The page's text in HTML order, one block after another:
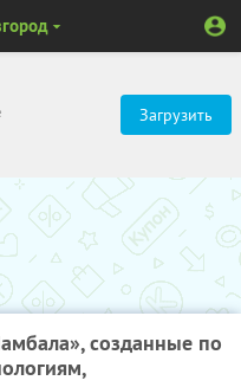
Загрузить
созданные по